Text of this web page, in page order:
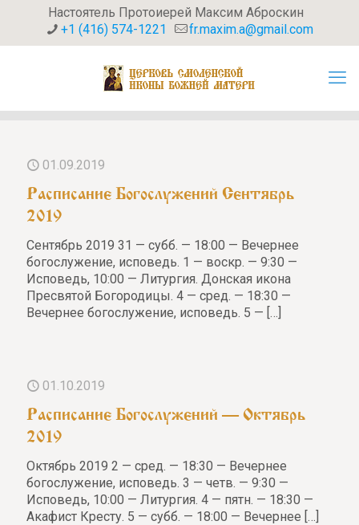
Настоятель Протоиерей Максим Аброскин
+1 (416) 574-1221
fr.maxim.a@gmail.com
01.09.2019
Расписание Богослужений Сентябрь
2019
Сентябрь 2019 31 — субб. — 18:00 — Вечернее
богослужение, исповедь. 1 — воскр. — 9:30 —
Исповедь, 10:00 — Литургия. Донская икона
Пресвятой Богородицы. 4 — сред. — 18:30 —
Вечернее богослужение, исповедь. 5 — […]
01.10.2019
Расписание Богослужений — Октябрь
2019
Октябрь 2019 2 — сред. — 18:30 — Вечернее
богослужение, исповедь. 3 — четв. — 9:30 —
Исповедь, 10:00 — Литургия. 4 — пятн. — 18:30 —
Акафист Кресту. 5 — субб. — 18:00 — Вечернее […]